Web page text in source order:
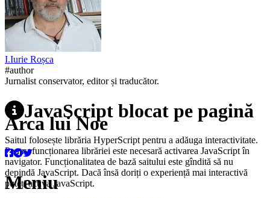
I.Iurie Roșca
#author
Jurnalist conservator, editor și traducător.
JavaScript blocat pe pagină
Saitul folosește librăria HyperScript pentru a adăuga interactivitate.
Pentru funcționarea librăriei este necesară activarea JavaScript în
navigator. Funcționalitatea de bază saitului este gîndită să nu
depindă JavaScript. Dacă însă doriți o experiență mai interactivă
puteți activa JavaScript.
Arca lui Noe
Meniu